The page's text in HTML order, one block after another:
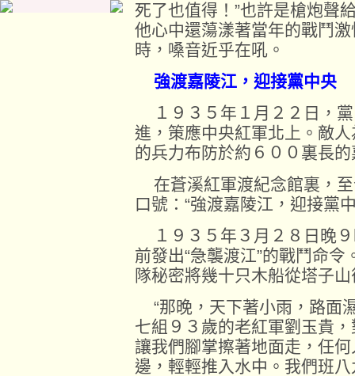
死了也值得！”也許是槍炮聲
他心中還蕩漾著當年的戰鬥
時，嗓音近乎在吼。
強渡嘉陵江，迎接黨中央
１９３５年１月２２日，
進，策應中央紅軍北上。敵
的兵力布防於約６００裏長
在蒼溪紅軍渡紀念館裏，
口號：“強渡嘉陵江，迎接黨
１９３５年３月２８日晚
前發出“急襲渡江”的戰鬥命
隊秘密將幾十只木船從塔子
“那晚，天下著小雨，路面
七組９３歲的老紅軍劉玉貴
讓我們腳掌擦著地面走，任
邊，輕輕推入水中。我們班